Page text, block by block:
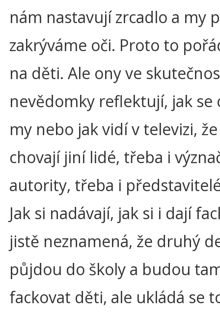
nám nastavují zrcadlo a my
zakrýváme oči. Proto to
na děti. Ale ony ve
nevědomky reflektují, jak se
my nebo jak vidí v televizi,
chovají jiní lidé, třeba i
autority, třeba i
Jak si nadávají, jak si i dají
jistě neznamená, že druhý
půjdou do školy a budou
fackovat děti, ale ukládá se